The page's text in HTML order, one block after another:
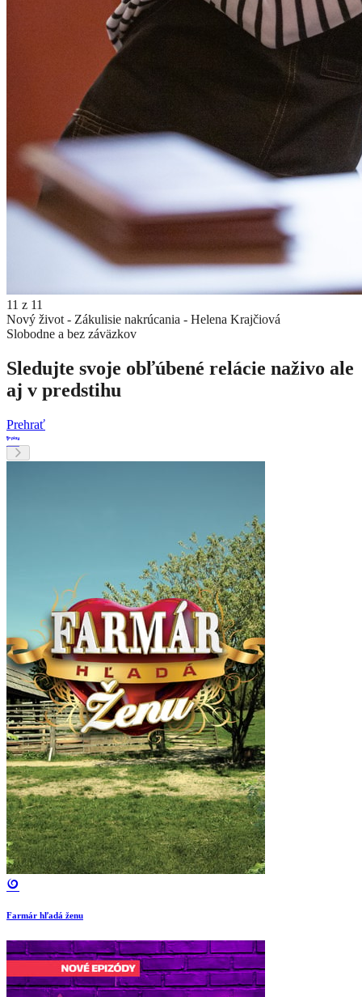
11 z 11
Nový život - Zákulisie nakrúcania - Helena Krajčiová
Slobodne a bez záväzkov
Sledujte svoje obľúbené relácie naživo ale
aj v predstihu
Prehrať
Farmár hľadá ženu